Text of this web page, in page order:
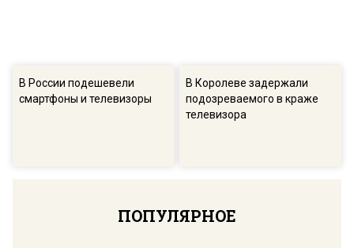
В России подешевели
смартфоны и телевизоры
В Королеве задержали
подозреваемого в краже
телевизора
ПОПУЛЯРНОЕ